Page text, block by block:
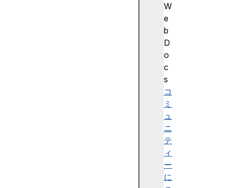
W
e
b
D
o
c
s
コ
ミ
ュ
ニ
テ
ィ
ー
に